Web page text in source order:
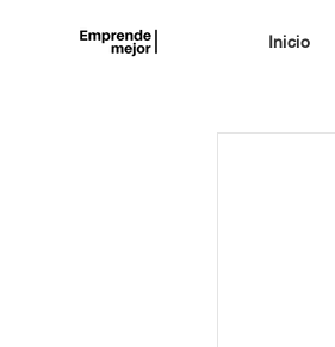
Inicio